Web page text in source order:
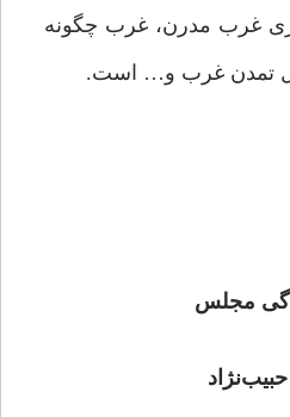
غرب مدرن، غرب چگونه
تمدن غرب و… است.
مجلس